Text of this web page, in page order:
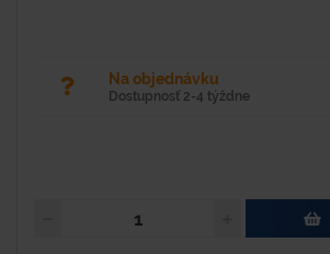
Na objednávku
Dostupnosť 2-4 týždne